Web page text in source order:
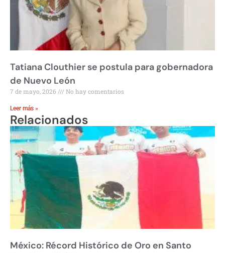
Tatiana Clouthier se postula para gobernadora
de Nuevo León
7 de mayo, 2026 No hay comentarios
Leer más »
Relacionados
México: Récord Histórico de Oro en Santo